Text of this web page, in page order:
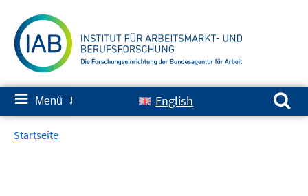
zum
Inhalt
≡ Menü ✘ English
Suchen nach:
Startseite